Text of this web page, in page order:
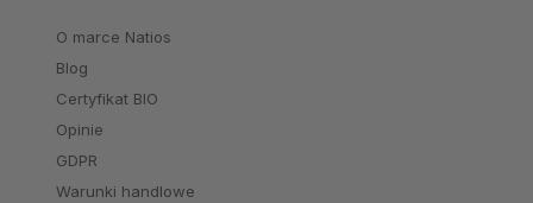
O marce Natios
Blog
Certyfikat BIO
Opinie
GDPR
Warunki handlowe